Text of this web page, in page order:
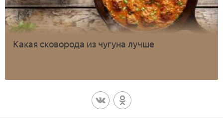
Какая сковорода из чугуна лучше